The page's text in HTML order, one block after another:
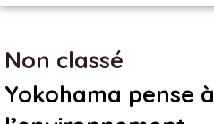
Non classé
Yokohama pense à